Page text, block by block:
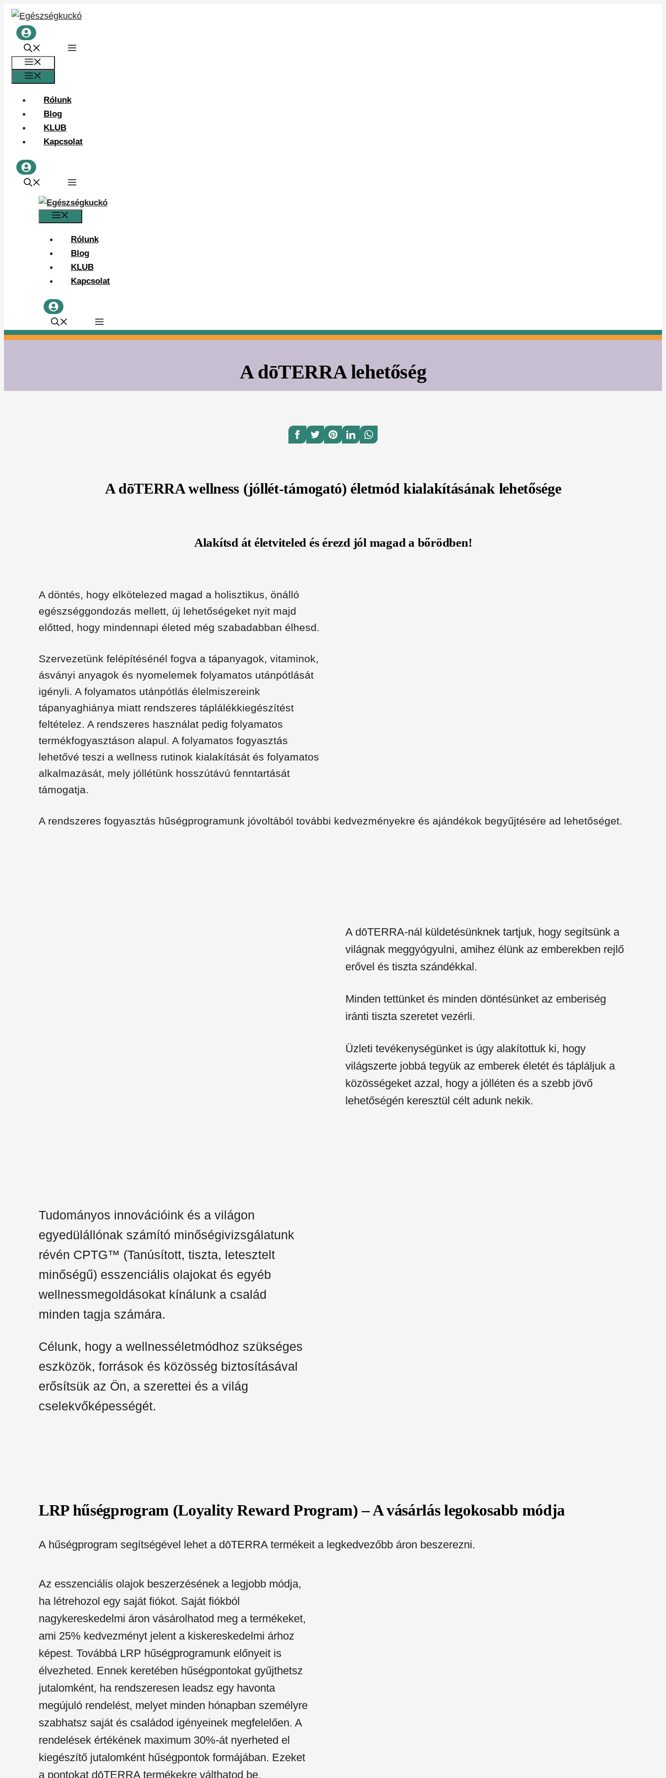
Kilépés
tartalomba
Rólunk
Blog
KLUB
Kapcsolat
Rólunk
Blog
KLUB
Kapcsolat
A dōTERRA lehetőség
A dōTERRA wellness (jóllét-támogató) életmód kialakításának lehetősége
Alakítsd át életviteled és érezd jól magad a bőrödben!
A döntés, hogy elkötelezed magad a holisztikus, önálló
egészséggondozás mellett, új lehetőségeket nyit majd
előtted, hogy mindennapi életed még szabadabban élhesd.
Szervezetünk felépítésénél fogva a tápanyagok, vitaminok,
ásványi anyagok és nyomelemek folyamatos utánpótlását
igényli. A folyamatos utánpótlás élelmiszereink
tápanyaghiánya miatt rendszeres táplálékkiegészítést
feltételez. A rendszeres használat pedig folyamatos
termékfogyasztáson alapul. A folyamatos fogyasztás
lehetővé teszi a wellness rutinok kialakítását és folyamatos
alkalmazását, mely jóllétünk hosszútávú fenntartását
támogatja.
A rendszeres fogyasztás hűségprogramunk jóvoltából további kedvezményekre és ajándékok begyűjtésére ad lehetőséget.
A dōTERRA-nál küldetésünknek tartjuk, hogy segítsünk a
világnak meggyógyulni, amihez élünk az emberekben rejlő
erővel és tiszta szándékkal.
Minden tettünket és minden döntésünket az emberiség
iránti tiszta szeretet vezérli.
Üzleti tevékenységünket is úgy alakítottuk ki, hogy
világszerte jobbá tegyük az emberek életét és tápláljuk a
közösségeket azzal, hogy a jólléten és a szebb jövő
lehetőségén keresztül célt adunk nekik.
Tudományos innovációink és a világon
egyedülállónak számító minőségivizsgálatunk
révén CPTG™ (Tanúsított, tiszta, letesztelt
minőségű) esszenciális olajokat és egyéb
wellnessmegoldásokat kínálunk a család
minden tagja számára.
Célunk, hogy a wellnesséletmódhoz szükséges
eszközök, források és közösség biztosításával
erősítsük az Ön, a szerettei és a világ
cselekvőképességét.
LRP hűségprogram (Loyality Reward Program) – A vásárlás legokosabb módja
A hűségprogram segítségével lehet a dōTERRA termékeit a legkedvezőbb áron beszerezni.
Az esszenciális olajok beszerzésének a legjobb módja,
ha létrehozol egy saját fiókot. Saját fiókból
nagykereskedelmi áron vásárolhatod meg a termékeket,
ami 25% kedvezményt jelent a kiskereskedelmi árhoz
képest. Továbbá LRP hűségprogramunk előnyeit is
élvezheted. Ennek keretében hűségpontokat gyűjthetsz
jutalomként, ha rendszeresen leadsz egy havonta
megújuló rendelést, melyet minden hónapban személyre
szabhatsz saját és családod igényeinek megfelelően. A
rendelések értékének maximum 30%-át nyerheted el
kiegészítő jutalomként hűségpontok formájában. Ezeket
a pontokat dōTERRA termékekre válthatod be.